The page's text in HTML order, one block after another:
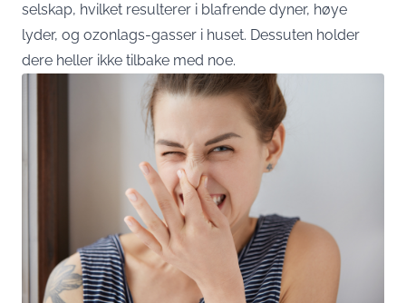
selskap, hvilket resulterer i blafrende dyner, høye
lyder, og ozonlags-gasser i huset. Dessuten holder
dere heller ikke tilbake med noe.